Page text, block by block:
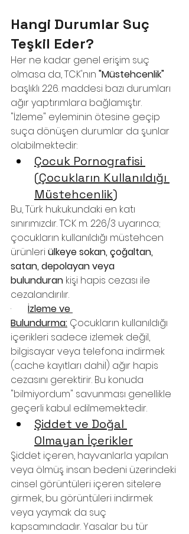
Hangi Durumlar Suç
Teşkil Eder?
Her ne kadar genel erişim suç
olmasa da, TCK'nın "Müstehcenlik"
başlıklı 226. maddesi bazı durumları
ağır yaptırımlara bağlamıştır.
"İzleme" eyleminin ötesine geçip
suça dönüşen durumlar da şunlar
olabilmektedir:
Çocuk Pornografisi
(Çocukların Kullanıldığı
Müstehcenlik)
Bu, Türk hukukundaki en katı
sınırımızdır. TCK m. 226/3 uyarınca;
çocukların kullanıldığı müstehcen
ürünleri ülkeye sokan, çoğaltan,
satan, depolayan veya
bulunduran kişi hapis cezası ile
cezalandırılır.
· İzleme ve
Bulundurma: Çocukların kullanıldığı
içerikleri sadece izlemek değil,
bilgisayar veya telefona indirmek
(cache kayıtları dahil) ağır hapis
cezasını gerektirir. Bu konuda
"bilmiyordum" savunması genellikle
geçerli kabul edilmemektedir.
Şiddet ve Doğal
Olmayan İçerikler
Şiddet içeren, hayvanlarla yapılan
veya ölmüş insan bedeni üzerindeki
cinsel görüntüleri içeren sitelere
girmek, bu görüntüleri indirmek
veya yaymak da suç
kapsamındadır. Yasalar bu tür